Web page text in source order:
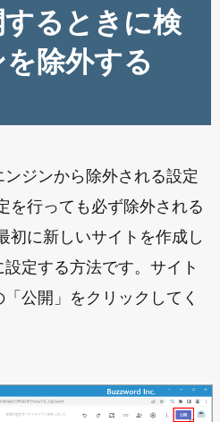
るときに検
除外する
ジンから除外される設定
を行っても必ず除外される
初に新しいサイトを作成し
定する方法です。サイト
公開」をクリックしてく